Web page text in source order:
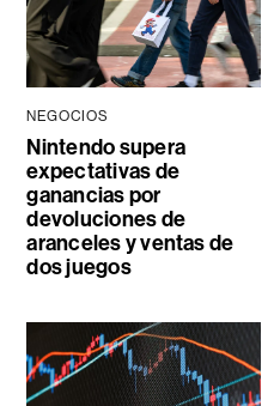
NEGOCIOS
Nintendo supera
expectativas de
ganancias por
devoluciones de
aranceles y ventas de
dos juegos